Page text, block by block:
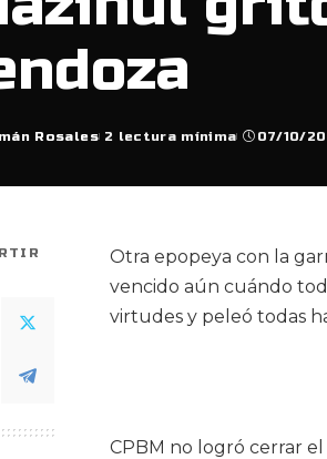
Rosales 2 lectura mínima 07/10/
Otra epopeya con la
vencido aún cuándo
virtudes y peleó todas
CPBM no logró cerrar